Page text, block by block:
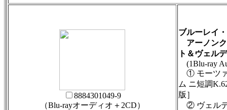
8884301049-9
（Blu-rayオーディオ＋2CD）
ブルーレイ
アーノンク
ト＆ヴェル
(1Blu-ray
① モーツァ
ム ニ短調
版］
② ヴェル